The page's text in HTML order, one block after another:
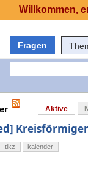
Fragen
Aktive
tikz kalender
Willkommen,